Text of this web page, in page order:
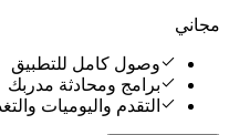
مجاني
وصول كامل للتطبيق
برامج ومحادثة مدربك
التقدم واليوميات